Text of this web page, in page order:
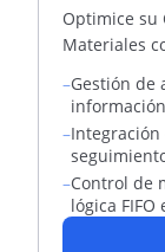
Optimice su
Materiales
–Gestión de
–Integración
–Control de
lógica FIFO